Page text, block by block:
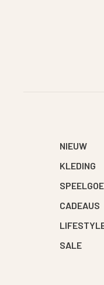
NIEUW
KLEDING
CADEAUS
SALE